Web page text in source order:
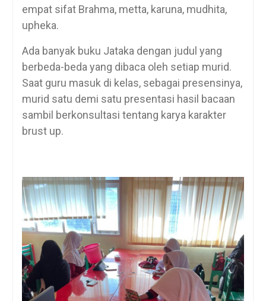
empat sifat Brahma, metta, karuna, mudhita,
upheka.
Ada banyak buku Jataka dengan judul yang
berbeda-beda yang dibaca oleh setiap murid.
Saat guru masuk di kelas, sebagai presensinya,
murid satu demi satu presentasi hasil bacaan
sambil berkonsultasi tentang karya karakter
brust up.